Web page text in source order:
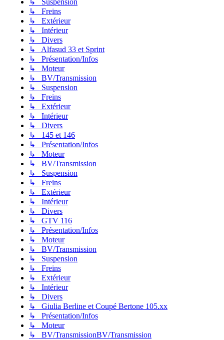
↳ Suspension
↳ Freins
↳ Extérieur
↳ Intérieur
↳ Divers
↳ Alfasud 33 et Sprint
↳ Présentation/Infos
↳ Moteur
↳ BV/Transmission
↳ Suspension
↳ Freins
↳ Extérieur
↳ Intérieur
↳ Divers
↳ 145 et 146
↳ Présentation/Infos
↳ Moteur
↳ BV/Transmission
↳ Suspension
↳ Freins
↳ Extérieur
↳ Intérieur
↳ Divers
↳ GTV 116
↳ Présentation/Infos
↳ Moteur
↳ BV/Transmission
↳ Suspension
↳ Freins
↳ Extérieur
↳ Intérieur
↳ Divers
↳ Giulia Berline et Coupé Bertone 105.xx
↳ Présentation/Infos
↳ Moteur
↳ BV/TransmissionBV/Transmission